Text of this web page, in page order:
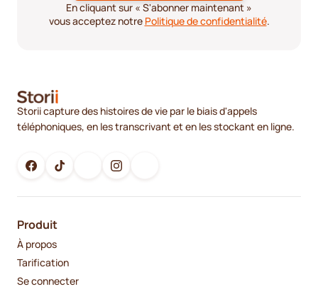
En cliquant sur « S'abonner maintenant »
vous acceptez notre Politique de confidentialité.
Storii capture des histoires de vie par le biais d'appels
téléphoniques, en les transcrivant et en les stockant en ligne.
Produit
À propos
Tarification
Se connecter